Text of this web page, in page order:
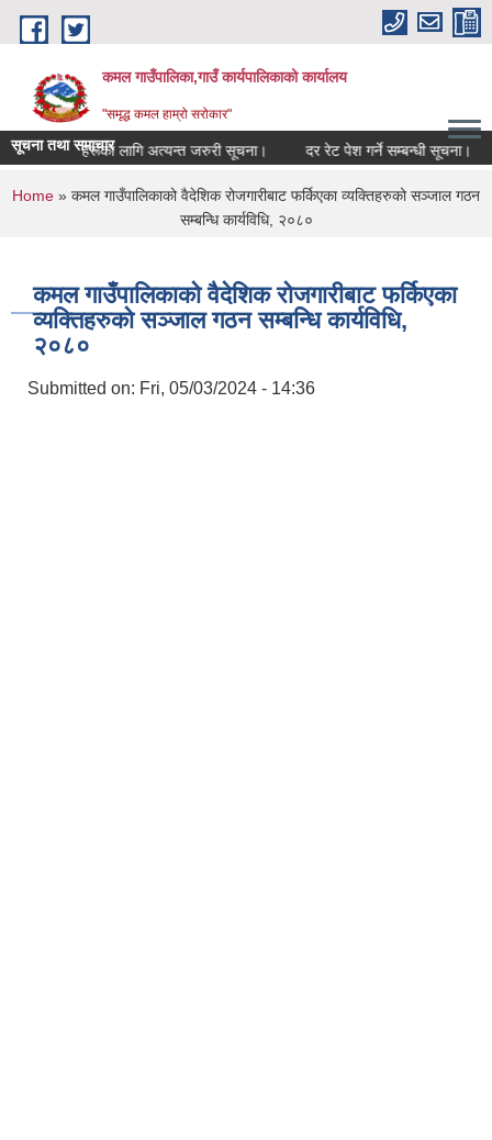
Skip to main content
कमल गाउँपालिका,गाउँ कार्यपालिकाको कार्यालय
"समृद्ध कमल हाम्रो सरोकार"
सूचना तथा समाचार
सम्बन्धी कृषकहरूका लागि अत्यन्त जरुरी सूचना। दर रेट पेश गर्ने सम्बन्धी सूचना।
You are here
Home » कमल गाउँपालिकाको वैदेशिक रोजगारीबाट फर्किएका व्यक्तिहरुको सञ्जाल गठन
सम्बन्धि कार्यविधि, २०८०
कमल गाउँपालिकाको वैदेशिक रोजगारीबाट फर्किएका
व्यक्तिहरुको सञ्जाल गठन सम्बन्धि कार्यविधि,
२०८०
Submitted on: Fri, 05/03/2024 - 14:36